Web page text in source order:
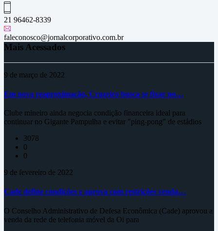
21 96462-8339
faleconosco@jornalcorporativo.com.br
Mais Acessados
9 de março de 2022
Em nova reaproximação, Cruzeiro busca se fixar no…
Clube mineiro ainda negocia condição financeira ideal para
continuar no Gigante Pampulha e evitar "ping-pong" de estádios
3078
0
0
9 de fevereiro de 2022
Cade define condições e aprova com restrições venda…
O Conselho Administrativo de Defesa Econômica (Cade) aprovou a
venda da rede de telefonia móvel da Oi para